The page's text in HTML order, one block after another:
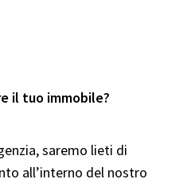
il tuo immobile?
saremo lieti di
all’interno del nostro